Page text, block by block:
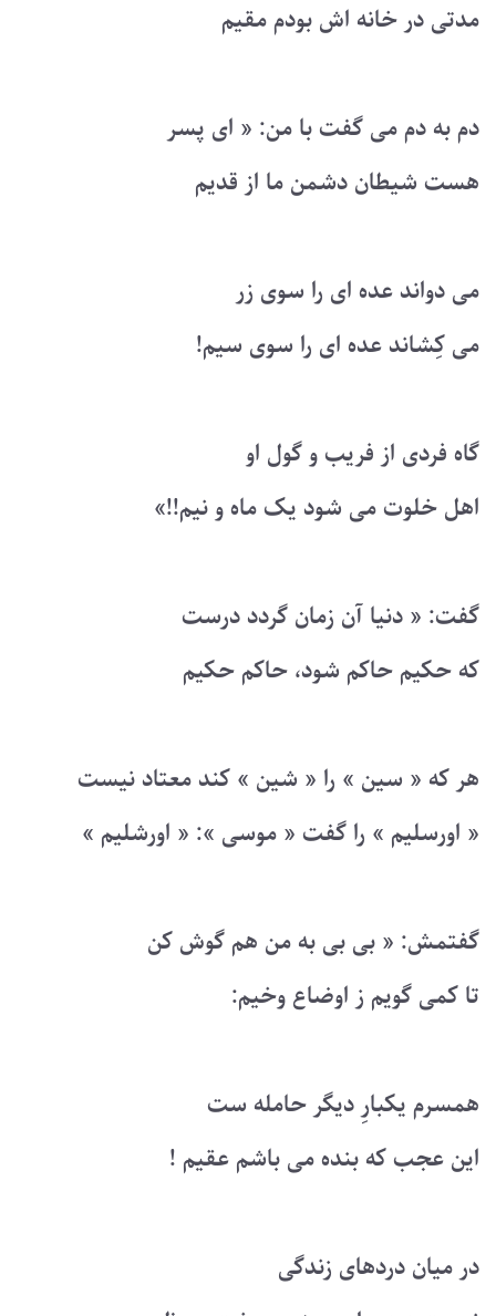
مدتی در خانه اش بودم مقیم
دم به دم می گفت با من: « ای پسر
هست شیطان دشمن ما از قدیم
می دواند عده ای را سوی زر
می کِشاند عده ای را سوی سیم!
گاه فردی از فریب و گول او
اهل خلوت می شود یک ماه و نیم!!»
گفت: « دنیا آن زمان گردد درست
که حکیم حاکم شود، حاکم حکیم
هر که « سین » را « شین » کند معتاد نیست
« اورسلیم » را گفت « موسی »: « اورشلیم »
گفتمش: « بی بی به من هم گوش کن
تا کمی گویم ز اوضاع وخیم:
همسرم یکبارِ دیگر حامله ست
این عجب که بنده می باشم عقیم !
در میان دردهای زندگی